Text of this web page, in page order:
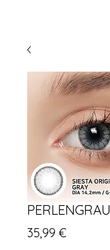
PERLENGRAU
35,99 €Preis